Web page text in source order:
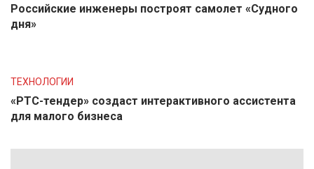
Российские инженеры построят самолет «Судного
дня»
ТЕХНОЛОГИИ
«РТС-тендер» создаст интерактивного ассистента
для малого бизнеса